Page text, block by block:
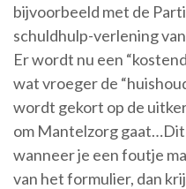
bijvoorbeeld met de
schuldhulp-verlening
Er wordt nu een
wat vroeger de
wordt gekort op de
om Mantelzorg
wanneer je een foutje
van het formulier, dan